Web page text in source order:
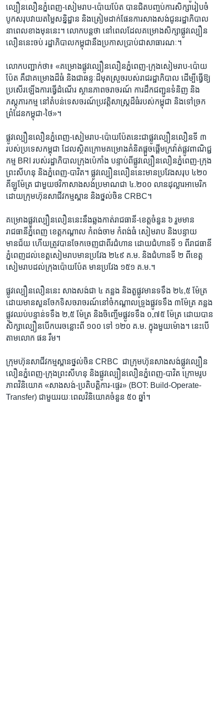
ល្បឿន​លឿន​ភ្នំពេញ-សៀមរាប-ប៉ោយប៉ែត ​បាន​ជិត​បញ្ចប់​ការ​សិក្សា​រៀបចំ​
បូក​សរុប​វាយ​តម្លៃ​សន្និដ្ឋាន ​និង​ត្រៀម​ដាក់​ផែន​ការ​សាងសង់​ជូន​រដ្ឋាភិបាល​
នា​ពេល​ខាង​មុន​នេះ។ ​លោក​បន្ត​ថា នៅ​ពេល​ដែល​គម្រោង​សិក្សា​ផ្លូវ​ល្បឿន​
លឿន​នេះ​ចប់ ​រដ្ឋាភិបាល​កម្ពុជា​នឹង​ប្រកាស​ប្រាប់ជា​សាធារណៈ។​
លោក​បញ្ជាក់​ថា៖ ​«គម្រោង​ផ្លូវ​ល្បឿន​លឿន​ភ្នំពេញ-ក្រុង​សៀមរាប-ប៉ោយ
ប៉ែត ​គឺជា​គម្រោង​ដ៏​ធំ ​និង​ជា​ឆន្ទៈ​ដ៏​មុត​ស្រួច​របស់​រាជរដ្ឋាភិបាល​ ដើម្បី​ធ្វើ​ឱ្យ​
ប្រសើរ​ឡើង​ការ​ធ្វើ​ដំណើរ​ ស្ថាន​ភាព​ចរាចរណ៍ ​ការ​ដឹក​ជញ្ជូន​ទំនិញ ​និង​
ភស្តុភារ​កម្ម​ នៅ​តំបន់​ទេសចរណ៍​ប្រវត្តិ​សាស្ត្រ​ដ៏​ធំ​របស់​កម្ពុជា ​និង​ទៅ​ច្រក​
ព្រំដែន​កម្ពុជា-ថៃ»។​
ផ្លូវ​ល្បឿន​លឿន​ភ្នំពេញ-សៀមរាប-ប៉ោយប៉ែត​នេះ​ជា​ផ្លូវ​ល្បឿន​លឿន​ទី​ ៣ ​
របស់​ប្រទេស​កម្ពុជា ​ដែល​ស្ថិត​ក្រោម​គម្រោង​គំនិត​ផ្តួច​ផ្តើម​ក្រវ៉ាត់​ផ្លូវ​ពាណិជ្ជ​
កម្ម ​BRI​ របស់​រដ្ឋាភិបាល​ក្រុង​ប៉េកាំង​ បន្ទាប់​ពី​ផ្លូវ​ល្បឿន​លឿន​ភ្នំពេញ-ក្រុង​
ព្រះ​សីហនុ ​និង​ភ្នំពេញ-បាវិត។ ​ផ្លូវ​ល្បឿន​លឿន​នេះ​មាន​ប្រវែង​សរុប ៤២០ ​
គីឡូ​ម៉ែត្រ​ ជាមួយ​ថវិកា​សាងសង់​ប្រមាណ​ជា​ ៤.២០០ ​លាន​ដុល្លារ​អាមេរិក​
ដោយ​ក្រុមហ៊ុន​សាជីវកម្ម​ស្ពាន ​និង​ថ្នល់​ចិន ​CRBC។​
គម្រោង​ផ្លូវ​ល្បឿន​លឿន​នេះ​នឹង​ឆ្លង​កាត់​រាជធានី-ខេត្ដ​ចំនួន ​៦​ រួម​មាន​
រាជធានី​ភ្នំពេញ​ ខេត្ត​កណ្ដាល​ កំពង់ចាម​ កំពង់ធំ ​សៀមរាប​ និងបន្ទាយ​
មានជ័យ ​ហើយ​ត្រូវបាន​ចែក​ចេញ​ជា​ពីរ​ជំហាន​ ដោយ​ជំហាន​ទី ​១ ​ពី​រាជធានី
ភ្នំពេញ​ដល់​ខេត្ត​សៀមរាប​មាន​ប្រវែង ​២៤៩ ​គ.ម. ​និង​ជំហាន​ទី​ ២ ​ពី​ខេត្ត​
សៀមរាប​ដល់​ក្រុង​ប៉ោយប៉ែត ​មាន​ប្រវែង ​១៥១ គ.ម.។​
ផ្លូវ​ល្បឿន​លឿន​នេះ ​សាង​សង់​ជា​ ៤ ​គន្លង ​និង​តួ​ផ្លូវ​មាន​ទទឹង ​២៤,៥​ ម៉ែត្រ ​
ដោយ​មាន​សួន​ចែក​ទិស​ចរាចរណ៍​នៅ​ចំ​កណ្ដាល​ទ្រូង​ផ្លូវ​ទទឹង ​៣​ម៉ែត្រ ​គន្លង​
ផ្លូវ​ឈប់​បន្ទាន់​ទទឹង ​២,៥ ​ម៉ែត្រ ​និង​ចិញ្ចើម​ផ្លូវ​ទទឹង ​០,៧៥ ​ម៉ែត្រ ​ដោយ​បាន​
សិក្សា​ល្បឿន​បើកបរ​ចន្លោះ​ពី ​១០០ ​ទៅ​ ១២០​ គ.ម.​ ក្នុង​មួយ​ម៉ោង។ ​នេះ​បើ​
តាម​លោក ​ផន រឹម។​
ក្រុម​ហ៊ុន​សាជីវ​កម្ម​ស្ពាន​ថ្នល់ចិន ​CRBC ​ ជា​ក្រុមហ៊ុន​សាង​សង់​ផ្លូវ​ល្បឿន​
លឿន​ភ្នំពេញ-ក្រុង​ព្រះ​សីហនុ​ និង​ផ្លូវ​ល្បឿន​លឿន​ភ្នំពេញ-បាវិត​ ក្រោម​រូប​
ភាព​វិនិយោគ ​«សាង​សង់-​ប្រតិបត្តិការ-​ផ្ទេរ» ​(BOT: Build-Operate-
Transfer) ​ជាមួយ​រយៈ​ពេល​វិនិយោគ​ចំនួន ​៥០ ​ឆ្នាំ។​